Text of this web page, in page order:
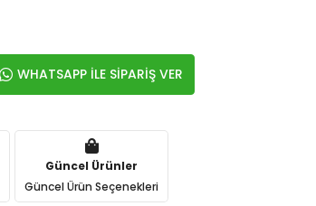
WHATSAPP İLE SİPARİŞ VER
Güncel Ürünler
Güncel Ürün Seçenekleri